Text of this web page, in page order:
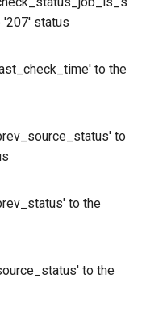
'207' status
to the
to
to the
to the